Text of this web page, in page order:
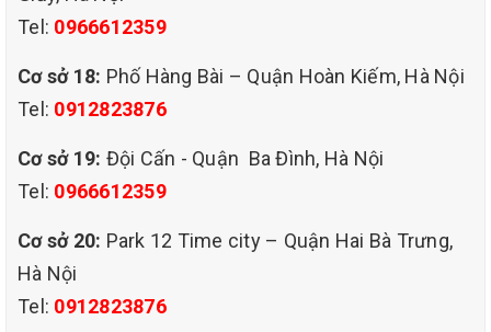
+ Bước 8: Nghiệm thu bàn giao cho khách hàng.
Sử dụng dịch vụ giặt ghế sofa tại thành phố Hà Nội của QHT Việt
Nam sẽ giúp quý khách hàng tiết kiệm chi phí và thời gian đáng
toàn có thể sở hữu bộ sofa như mới giúp loại bỏ vi khuẩn gây
bệnh đảm bảo an toàn cho cả gia đình.
Tel: 0966612359
Cơ sở 18: Phố Hàng Bài – Quận Hoàn Kiếm, Hà Nội
Tel: 0912823876
Cơ sở 19: Đội Cấn - Quận Ba Đình, Hà Nội
Tel: 0966612359
Cơ sở 20: Park 12 Time city – Quận Hai Bà Trưng,
Hà Nội
Tel: 0912823876